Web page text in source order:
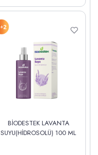
BİODESTEK LAVANTA
SUYU(HİDROSOLÜ) 100 ML